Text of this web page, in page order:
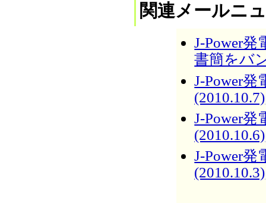
関連メールニ
J-Power
書簡をバ
J-Power
(2010.10.7)
J-Power
(2010.10.6)
J-Power
(2010.10.3)